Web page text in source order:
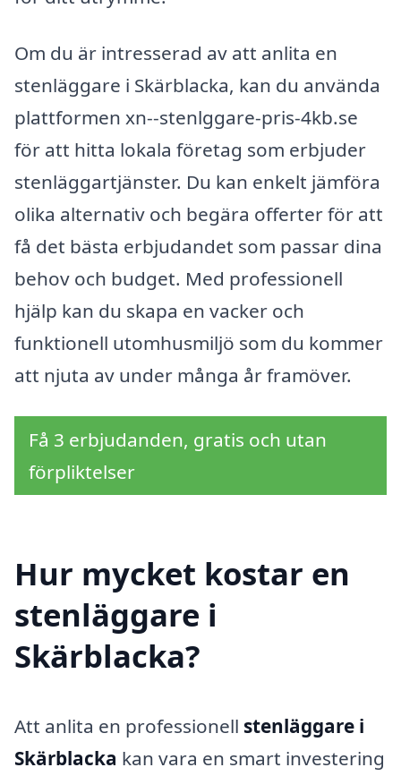
Om du är intresserad av att anlita en
stenläggare i Skärblacka, kan du använda
plattformen xn--stenlggare-pris-4kb.se
för att hitta lokala företag som erbjuder
stenläggartjänster. Du kan enkelt jämföra
olika alternativ och begära offerter för att
få det bästa erbjudandet som passar dina
behov och budget. Med professionell
hjälp kan du skapa en vacker och
funktionell utomhusmiljö som du kommer
att njuta av under många år framöver.
Få 3 erbjudanden, gratis och utan
förpliktelser
Hur mycket kostar en
stenläggare i
Skärblacka?
Att anlita en professionell stenläggare i
Skärblacka kan vara en smart investering